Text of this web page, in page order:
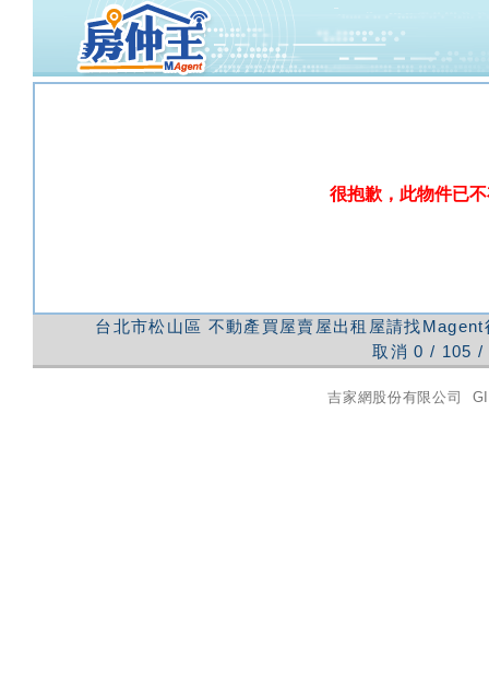
很抱歉，此物件已
台北市松山區 不動產買屋賣屋出租屋請找
取消 0 / 105 /
吉家網股份有限公司